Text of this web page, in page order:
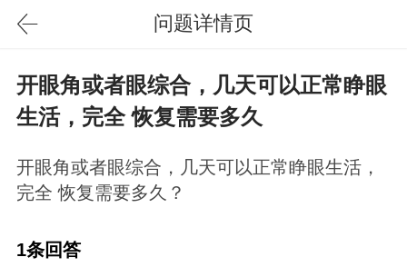
问题详情页
开眼角或者眼综合，几天可以正常睁眼
生活，完全 恢复需要多久
开眼角或者眼综合，几天可以正常睁眼生活，
完全 恢复需要多久？
1条回答